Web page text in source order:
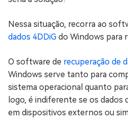
Nessa situação, recorra ao
dados 4DDiG do Windows para
O software de recuperação de
Windows serve tanto para
sistema operacional quanto
logo, é indiferente se os dados
em dispositivos externos ou